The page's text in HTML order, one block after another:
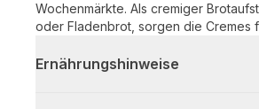
Wochenmärkte. Als cremiger
oder Fladenbrot, sorgen die Cremes
Ernährungshinweise